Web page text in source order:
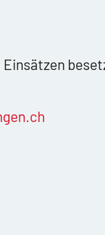
Einsätzen
n ch